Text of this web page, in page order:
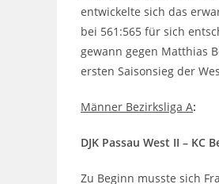
entwickelte sich das
bei 561:565 für sich
gewann gegen Matthias
ersten Saisonsieg der
Männer Bezirksliga A:
DJK Passau West II – KC
Zu Beginn musste sich